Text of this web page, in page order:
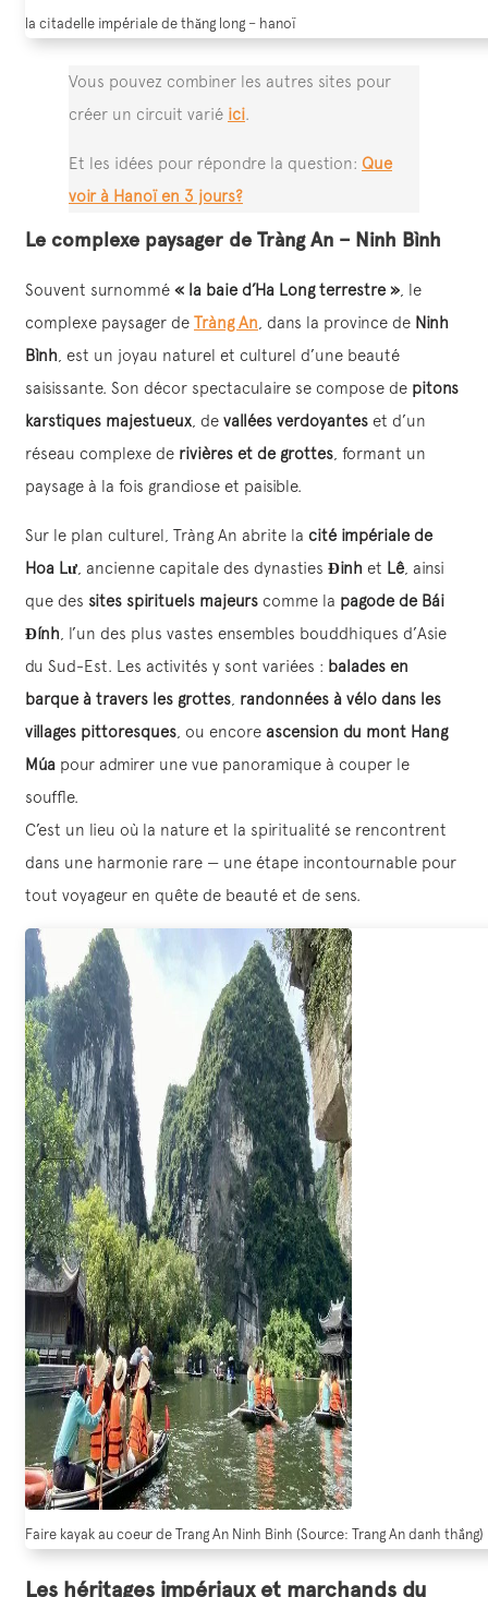
la citadelle impériale de thăng long – hanoï
Vous pouvez combiner les autres sites pour
créer un circuit varié ici.
Et les idées pour répondre la question: Que
voir à Hanoï en 3 jours?
Le complexe paysager de Tràng An – Ninh Bình
Souvent surnommé « la baie d’Ha Long terrestre » , le
complexe paysager de Tràng An , dans la province de Ninh
Bình , est un joyau naturel et culturel d’une beauté
saisissante. Son décor spectaculaire se compose de pitons
karstiques majestueux , de vallées verdoyantes et d’un
réseau complexe de rivières et de grottes , formant un
paysage à la fois grandiose et paisible.
Sur le plan culturel, Tràng An abrite la cité impériale de
Hoa Lư , ancienne capitale des dynasties Đinh et Lê, ainsi
que des sites spirituels majeurs comme la pagode de Bái
Đính , l’un des plus vastes ensembles bouddhiques d’Asie
du Sud-Est. Les activités y sont variées : balades en
barque à travers les grottes randonnées à vélo dans les
villages pittoresques , ou encore ascension du mont Hang
Múa pour admirer une vue panoramique à couper le
souffle.
C’est un lieu où la nature et la spiritualité se rencontrent
dans une harmonie rare — une étape incontournable pour
tout voyageur en quête de beauté et de sens.
Faire kayak au coeur de Trang An Ninh Binh (Source: Trang An danh thắng)
Les héritages impériaux et marchands du